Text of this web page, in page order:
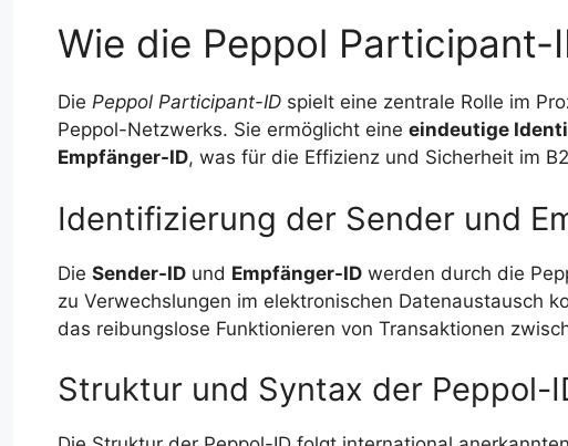
Wie die Peppol
Die Peppol Participant-ID spielt eine zentrale Rolle im
Peppol-Netzwerks. Sie ermöglicht eine eindeutige
Empfänger-ID, was für die Effizienz und Sicherheit im
Identifizierung der Sender und
Die Sender-ID und Empfänger-ID werden durch die
zu Verwechslungen im elektronischen Datenaustausch
das reibungslose Funktionieren von Transaktionen
Struktur und Syntax der Peppol-